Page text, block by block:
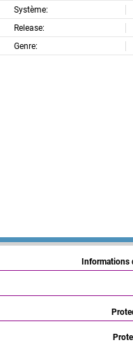
Système:
Release:
Genre:
Informations